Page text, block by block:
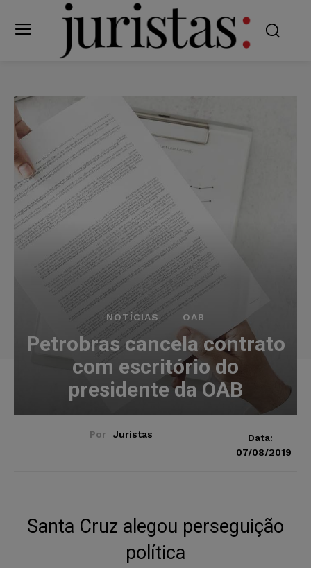
NOTÍCIAS OAB
Petrobras cancela contrato
com escritório do
presidente da OAB
Por Juristas
Data:
07/08/2019
Santa Cruz alegou perseguição
política